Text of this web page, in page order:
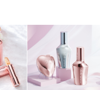
ワー
リザーブドフラワーを同
ます。予めご了承くださ
。